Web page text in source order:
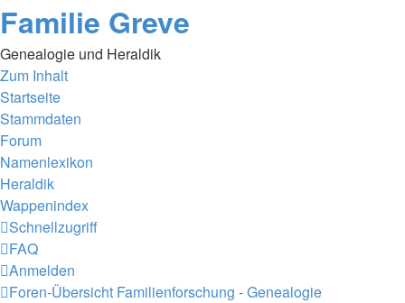
Familie Greve
Genealogie und Heraldik
Zum Inhalt
Startseite
Stammdaten
Forum
Namenlexikon
Heraldik
Wappenindex
Schnellzugriff
FAQ
Anmelden
Foren-Übersicht Familienforschung - Genealogie